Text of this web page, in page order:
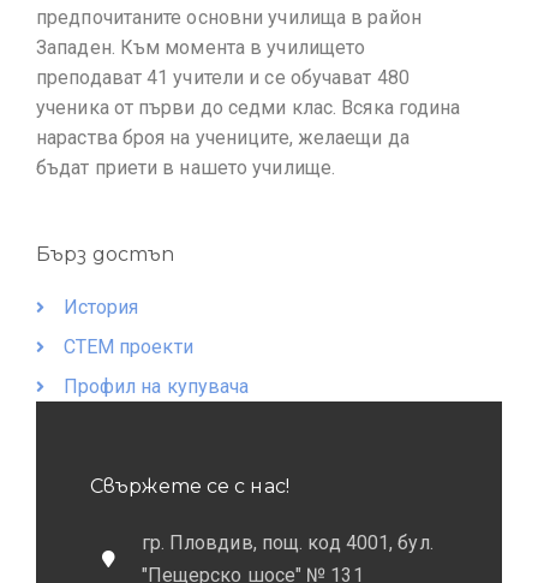
предпочитаните основни училища в район
Западен. Към момента в училището
преподават 41 учители и се обучават 480
ученика от първи до седми клас. Всяка година
нараства броя на учениците, желаещи да
бъдат приети в нашето училище.
Бърз достъп
История
СТЕМ проекти
Профил на купувача
Свържете се с нас!
гр. Пловдив, пощ. код 4001, бул.
"Пещерско шосе" № 131